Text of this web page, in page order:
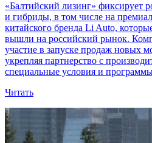
«Балтийский лизинг» фиксирует
и гибриды, в том числе на
китайского бренда Li Auto,
вышли на российский рынок.
участие в запуске продаж новых
укрепляя партнерство с
специальные условия и
Читать